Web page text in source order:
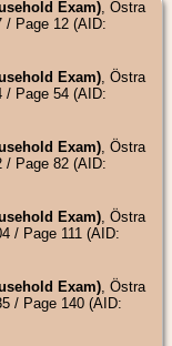
Exam) , Östra
/ Page 12 (AID:
Exam) , Östra
/ Page 54 (AID:
Exam) , Östra
/ Page 82 (AID:
Exam) , Östra
/ Page 111 (AID:
Exam) , Östra
/ Page 140 (AID: